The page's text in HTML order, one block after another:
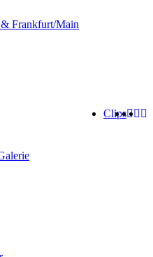
Frankfurt/Main
Clips